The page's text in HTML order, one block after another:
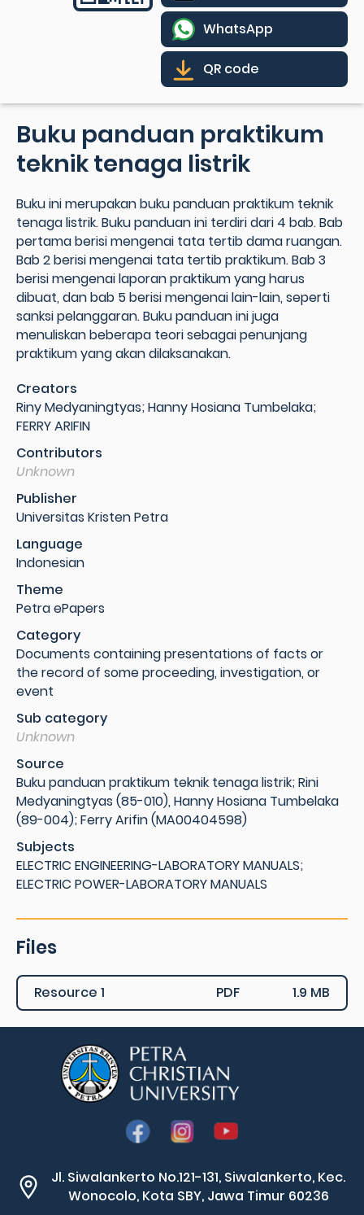
WhatsApp
QR code
Buku panduan praktikum
teknik tenaga listrik
Buku ini merupakan buku panduan praktikum teknik
tenaga listrik. Buku panduan ini terdiri dari 4 bab. Bab
pertama berisi mengenai tata tertib dama ruangan.
Bab 2 berisi mengenai tata tertib praktikum. Bab 3
berisi mengenai laporan praktikum yang harus
dibuat, dan bab 5 berisi mengenai lain-lain, seperti
sanksi pelanggaran. Buku panduan ini juga
menuliskan beberapa teori sebagai penunjang
praktikum yang akan dilaksanakan.
Creators
Riny Medyaningtyas; Hanny Hosiana Tumbelaka;
FERRY ARIFIN
Contributors
Unknown
Publisher
Universitas Kristen Petra
Language
Indonesian
Theme
Petra ePapers
Category
Documents containing presentations of facts or
the record of some proceeding, investigation, or
event
Sub category
Unknown
Source
Buku panduan praktikum teknik tenaga listrik; Rini
Medyaningtyas (85-010), Hanny Hosiana Tumbelaka
(89-004); Ferry Arifin (MA00404598)
Subjects
ELECTRIC ENGINEERING-LABORATORY MANUALS;
ELECTRIC POWER-LABORATORY MANUALS
Files
Resource 1 PDF 1.9 MB
Jl. Siwalankerto No.121-131, Siwalankerto, Kec.
Wonocolo, Kota SBY, Jawa Timur 60236